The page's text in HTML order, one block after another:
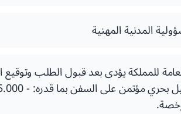
المدنية المهنية
للمملكة يؤدى بعد قبول الطلب